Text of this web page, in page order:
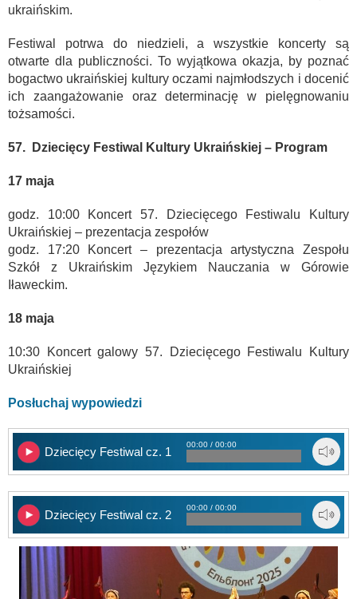
ukraińskim.
Festiwal potrwa do niedzieli, a wszystkie koncerty są
otwarte dla publiczności. To wyjątkowa okazja, by poznać
bogactwo ukraińskiej kultury oczami najmłodszych i docenić
ich zaangażowanie oraz determinację w pielęgnowaniu
tożsamości.
57. Dziecięcy Festiwal Kultury Ukraińskiej – Program
17 maja
godz. 10:00 Koncert 57. Dziecięcego Festiwalu Kultury
Ukraińskiej – prezentacja zespołów
godz. 17:20 Koncert – prezentacja artystyczna Zespołu
Szkół z Ukraińskim Językiem Nauczania w Górowie
Iławeckim.
18 maja
10:30 Koncert galowy 57. Dziecięcego Festiwalu Kultury
Ukraińskiej
Posłuchaj wypowiedzi
Dziecięcy Festiwal cz. 1
00:00 / 00:00
Dziecięcy Festiwal cz. 2
00:00 / 00:00